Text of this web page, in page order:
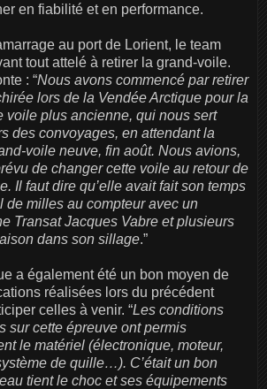
en fiabilité et en performance.
au port de Lorient, le team
tout attelé à retirer la grand-voile.
: “Nous avons commencé par retirer
lors de la Vendée Arctique pour la
voile plus ancienne, qui nous sert
des convoyages, en attendant la
voile neuve, fin août. Nous avions,
de changer cette voile au retour de
Il faut dire qu’elle avait fait son temps
de milles au compteur avec un
Transat Jacques Vabre et plusieurs
dans son sillage.”
a également été un bon moyen de
réalisées lors du précédent
celles à venir. “Les conditions
sur cette épreuve ont permis
le matériel (électronique, moteur,
de quille…). C’était un bon
tient le choc et ses équipements